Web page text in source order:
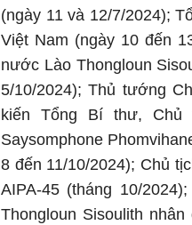
(ngày 11 và 12/7/2024);
Việt Nam (ngày 10 đến
nước Lào Thongloun
5/10/2024); Thủ tướng
kiến Tổng Bí thư, Chủ
Saysomphone
8 đến 11/10/2024); Chủ
AIPA-45 (tháng 10/
Thongloun Sisoulith